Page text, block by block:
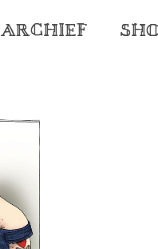
Archief